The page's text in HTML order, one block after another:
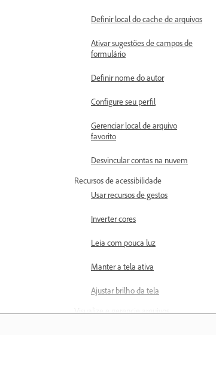
Definir local do cache de arquivos
Ativar sugestões de campos de
formulário
Definir nome do autor
Configure seu perfil
Gerenciar local de arquivo
favorito
Desvincular contas na nuvem
Recursos de acessibilidade
Usar recursos de gestos
Inverter cores
Leia com pouca luz
Manter a tela ativa
Ajustar brilho da tela
Visualize e gerencie arquivos